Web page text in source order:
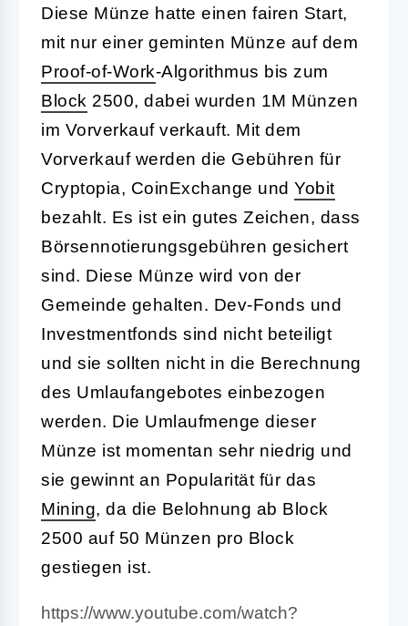
Diese Münze hatte einen fairen Start,
mit nur einer geminten Münze auf dem
Proof-of-Work-Algorithmus bis zum
Block 2500, dabei wurden 1M Münzen
im Vorverkauf verkauft. Mit dem
Vorverkauf werden die Gebühren für
Cryptopia, CoinExchange und Yobit
bezahlt. Es ist ein gutes Zeichen, dass
Börsennotierungsgebühren gesichert
sind. Diese Münze wird von der
Gemeinde gehalten. Dev-Fonds und
Investmentfonds sind nicht beteiligt
und sie sollten nicht in die Berechnung
des Umlaufangebotes einbezogen
werden. Die Umlaufmenge dieser
Münze ist momentan sehr niedrig und
sie gewinnt an Popularität für das
Mining, da die Belohnung ab Block
2500 auf 50 Münzen pro Block
gestiegen ist.
https://www.youtube.com/watch?